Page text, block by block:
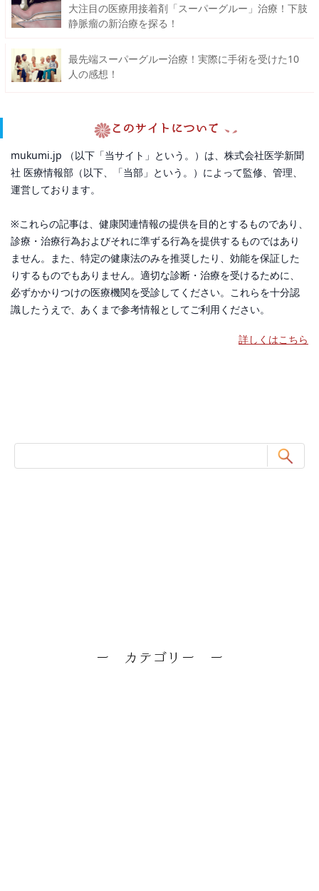
大注目の医療用接着剤「スーパーグルー」治療！下肢
静脈瘤の新治療を探る！
最先端スーパーグルー治療！実際に手術を受けた10
人の感想！
このサイトについて
mukumi.jp （以下「当サイト」という。）は、株式会社医学新聞
社 医療情報部（以下、「当部」という。）によって監修、管理、
運営しております。
※これらの記事は、健康関連情報の提供を目的とするものであり、
診療・治療行為およびそれに準ずる行為を提供するものではあり
ません。また、特定の健康法のみを推奨したり、効能を保証した
りするものでもありません。適切な診断・治療を受けるために、
必ずかかりつけの医療機関を受診してください。これらを十分認
識したうえで、あくまで参考情報としてご利用ください。
詳しくはこちら
ー カテゴリー ー